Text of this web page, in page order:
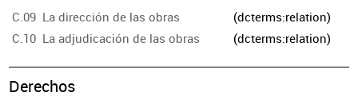
C.09 La dirección de las obras
(dcterms:relation)
C.10 La adjudicación de las obras
(dcterms:relation)
Derechos